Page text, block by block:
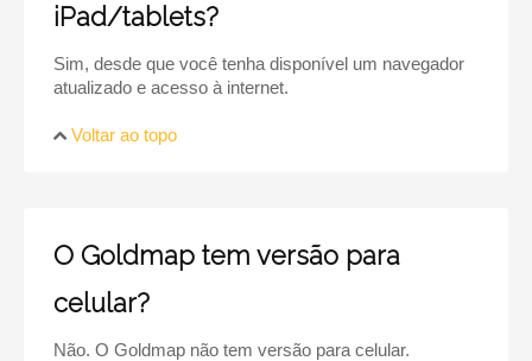
iPad/tablets?
Sim, desde que você tenha disponível um navegador
atualizado e acesso à internet.
Voltar ao topo
O Goldmap tem versão para
celular?
Não. O Goldmap não tem versão para celular.